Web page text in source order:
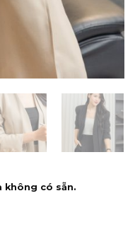
không có sẵn.